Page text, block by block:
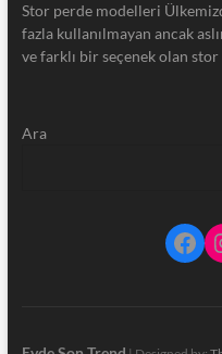
Stor perde modelleri
fazla kullanılmayan ancak
ve farklı bir seçenek olan
Ara